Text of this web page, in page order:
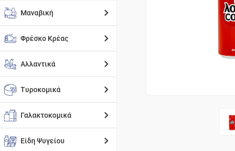
Μαναβική
Φρέσκο Κρέας
Αλλαντικά
Τυροκομικά
Γαλακτοκομικά
Είδη Ψυγείου